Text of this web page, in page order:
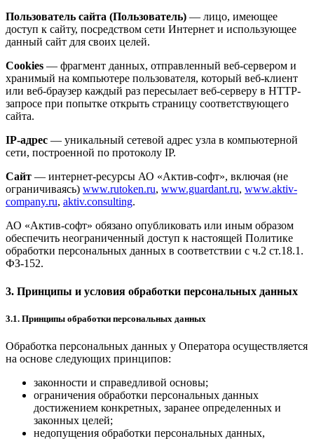
Пользователь сайта (Пользователь) — лицо, имеющее
доступ к сайту, посредством сети Интернет и использующее
данный сайт для своих целей.
Cookies — фрагмент данных, отправленный веб-сервером и
хранимый на компьютере пользователя, который веб-клиент
или веб-браузер каждый раз пересылает веб-серверу в HTTP-
запросе при попытке открыть страницу соответствующего
сайта.
IP-адрес — уникальный сетевой адрес узла в компьютерной
сети, построенной по протоколу IP.
Сайт — интернет-ресурсы АО «Актив-софт», включая (не
ограничиваясь) www.rutoken.ru, www.guardant.ru, www.aktiv-
company.ru, aktiv.consulting.
АО «Актив-софт» обязано опубликовать или иным образом
обеспечить неограниченный доступ к настоящей Политике
обработки персональных данных в соответствии с ч.2 ст.18.1.
ФЗ-152.
3. Принципы и условия обработки персональных данных
3.1. Принципы обработки персональных данных
Обработка персональных данных у Оператора осуществляется
на основе следующих принципов:
законности и справедливой основы;
ограничения обработки персональных данных
достижением конкретных, заранее определенных и
законных целей;
недопущения обработки персональных данных,